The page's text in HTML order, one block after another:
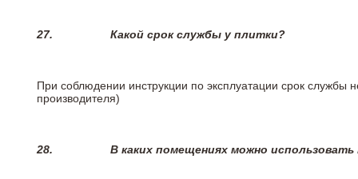
27. Какой срок службы у плитки?
При соблюдении инструкции по эксплуатации срок
производителя)
28. В каких помещениях можно